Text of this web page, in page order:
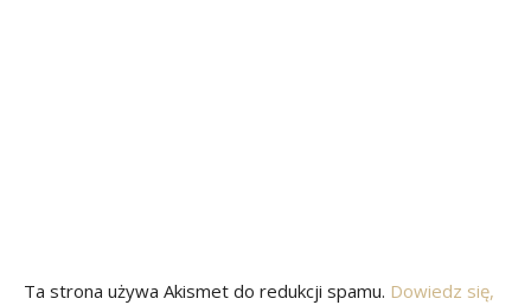
Ta strona używa Akismet do redukcji spamu. Dowiedz się,